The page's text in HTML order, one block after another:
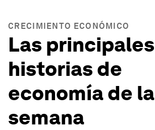
CRECIMIENTO ECONÓMICO
Las principales
historias de
economía de la
semana